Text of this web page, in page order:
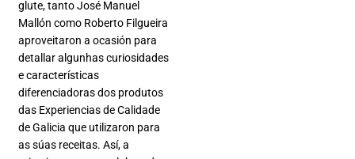
glute, tanto José Manuel
Mallón como Roberto Filgueira
aproveitaron a ocasión para
detallar algunhas curiosidades
e características
diferenciadoras dos produtos
das Experiencias de Calidade
de Galicia que utilizaron para
as súas receitas. Así, a